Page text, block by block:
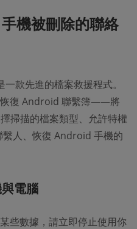
機被刪除的聯絡
new window)
一款先進的檔案救援程式。
恢復 Android 聯繫簿——將
掃描的檔案類型、允許特權
人、恢復 Android 手機的
電腦
些數據，請立即停止使用你